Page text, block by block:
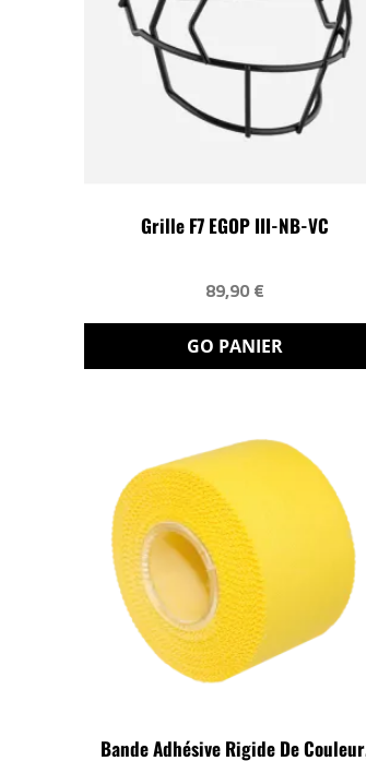
Grille F7 EGOP III-NB-VC
89,90 €
GO PANIER
Bande Adhésive Rigide De